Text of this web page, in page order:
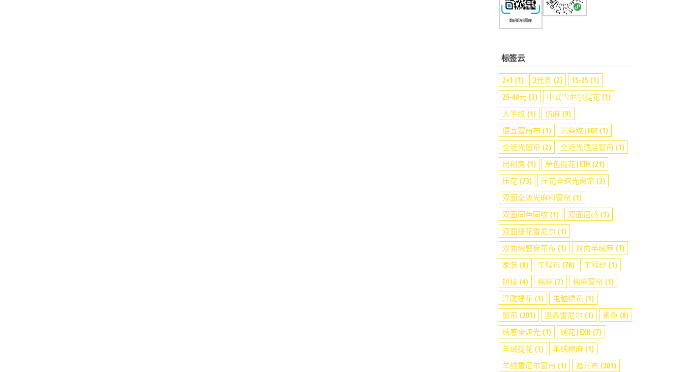
标签云
2+1 (1) 3光条(2) 15-25(1)
25-40元(3) 中式雪尼尔提花 (1)
人字纹(1) 仿麻(9)
便宜窗帘布(1) 光条纹|EGT(1)
全遮光窗帘 (2) 全遮光酒店窗帘 (1)
出租房 (1) 单色提花|ETH (21)
压花 (73) 压花全遮光窗帘 (3)
双面全遮光麻料窗帘 (1)
双面同色同纹(1) 双面尼感(1)
双面提花雪尼尔 (1)
双面绒感窗帘布(1) 双面羊绒麻(1)
家装(8) 工程布(78) 工程纱(1)
拼接(4) 棉麻(7) 棉麻窗帘 (1)
浮雕提花 (1) 电脑绣花 (1)
窗帘 (201) 竖条雪尼尔 (1) 素色(8)
绒感全遮光(1) 绣花|EXH (7)
羊绒提花 (1) 羊绒棉麻(1)
羊绒雪尼尔窗帘 (1) 遮光布(201)